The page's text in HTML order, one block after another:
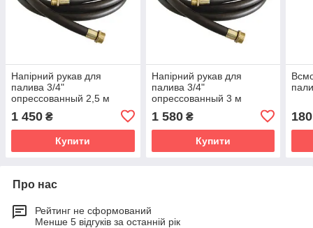
Напірний рукав для
палива 3/4"
опрессованный 2,5 м
1 450 ₴
Купити
Напірний рукав для
палива 3/4"
опрессованный 3 м
1 580₴
Купити
180
Про нас
Рейтинг не сформований
Менше 5 відгуків за останній рік